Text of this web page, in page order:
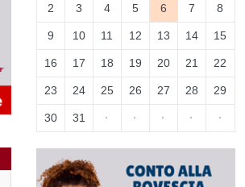
2 3 4 5 6 7 8
9 10 11 12 13 14 15
16 17 18 19 20 21 22
23 24 25 26 27 28 29
30 31 · · · · ·